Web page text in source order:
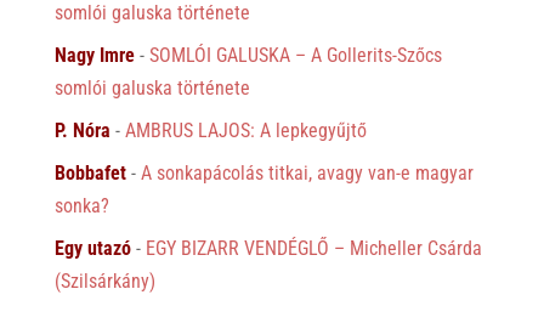
somlói galuska története
Nagy Imre- SOMLÓI GALUSKA – A Gollerits-Szőcs
somlói galuska története
P. Nóra - AMBRUS LAJOS: A lepkegyűjtő
Bobbafet- A sonkapácolás titkai, avagy van-e magyar
sonka?
Egy utazó- EGY BIZARR VENDÉGLŐ – Micheller Csárda
(Szilsárkány)